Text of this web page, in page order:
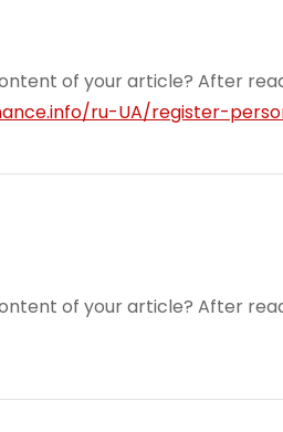
of your article? After
ru-UA/register-
of your article? After